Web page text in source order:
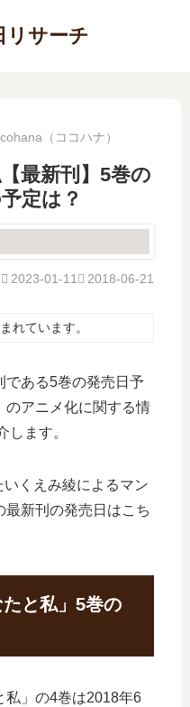
リサーチ
（ココハナ）
最新刊】5巻の
定は？
2018-06-21
2023-01-11
れています。
である5巻の発売日予
のアニメ化に関する情
します。
くえみ綾によるマン
最新刊の発売日はこち
と私」5巻の
私」の4巻は2018年6